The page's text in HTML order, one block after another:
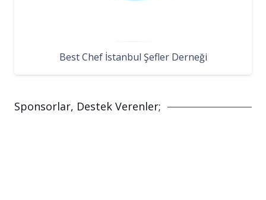
Best Chef İstanbul Şefler Derneği
Sponsorlar, Destek Verenler;